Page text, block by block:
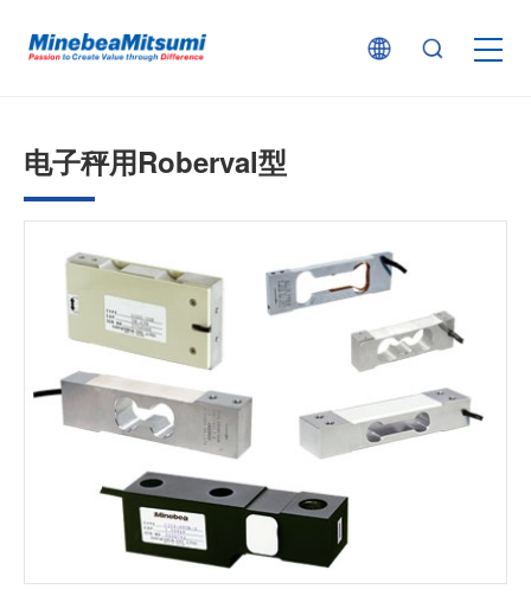
按行业用途查找
行业解决方案
电子秤用Roberval型